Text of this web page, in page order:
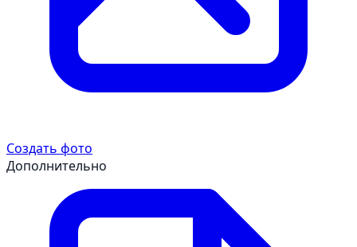
Создать фото
Дополнительно